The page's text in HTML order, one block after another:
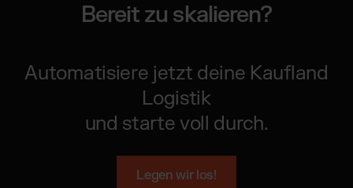
Bereit zu skalieren?
Automatisiere jetzt deine Kaufland
Logistik
und starte voll durch.
Legen wir los!